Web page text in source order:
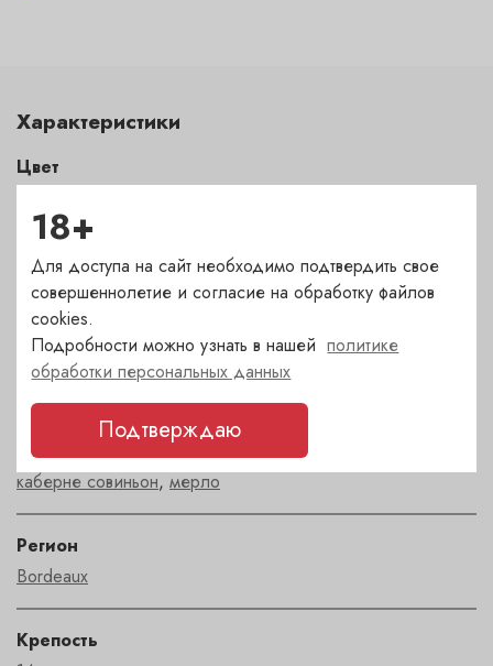
Характеристики
Цвет
Сахар
сухое
Страна
Франция
Сорт
каберне совиньон,мерло
Регион
Bordeaux
Крепость
18+
Для доступа на сайт необходимо подтвердить свое
совершеннолетие и согласие на обработку файлов
cookies.
Подробности можно узнать в нашейполитике
обработки персональных данных
Подтверждаю